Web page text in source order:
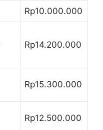
Rp10.000.000
Rp14.200.000
Rp15.300.000
Rp12.500.000